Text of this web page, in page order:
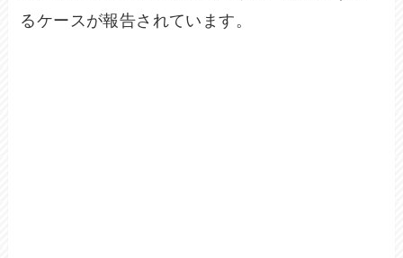
るケースが報告されています。